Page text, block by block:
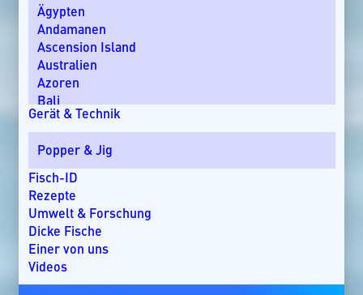
Ägypten
Andamanen
Ascension Island
Australien
Azoren
Bali
Bom Bom Island
Costa Rica
Dänemark
Dominikanische Republik
Ebro-Delta
England
Florida
Griechenland
Guatemala
Gerät & Technik
Popper & Jig
Fisch-ID
Rezepte
Umwelt & Forschung
Dicke Fische
Einer von uns
Videos